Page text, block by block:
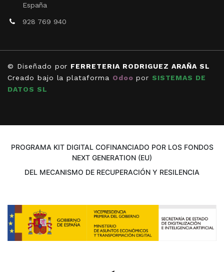
España
928 769 940
© Diseñado por FERRETERIA RODRIGUEZ ARAÑA SL
Creado bajo la plataforma Odoo por SISTEMAS DE
DATOS SL
PROGRAMA KIT DIGITAL COFINANCIADO POR LOS FONDOS
NEXT GENERATION (EU)
DEL MECANISMO DE RECUPERACIÓN Y RESILENCIA